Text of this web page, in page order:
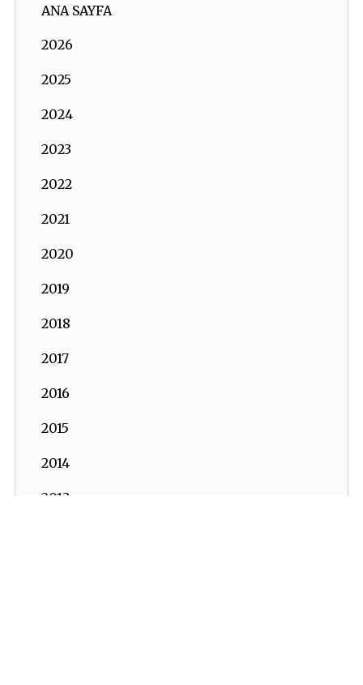
ANA SAYFA
2026
2025
2024
2023
2022
2021
2020
2019
2018
2017
2016
2015
2014
2013